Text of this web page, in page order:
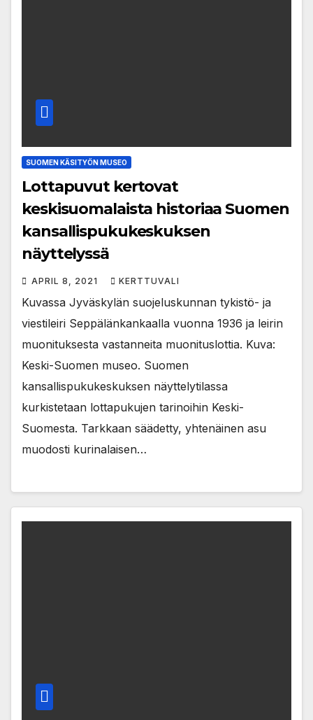
SUOMEN KÄSITYÖN MUSEO
Lottapuvut kertovat
keskisuomalaista historiaa Suomen
kansallispukukeskuksen
näyttelyssä
APRIL 8, 2021 KERTTUVALI
Kuvassa Jyväskylän suojeluskunnan tykistö- ja
viestileiri Seppälänkankaalla vuonna 1936 ja leirin
muonituksesta vastanneita muonituslottia. Kuva:
Keski-Suomen museo. Suomen
kansallispukukeskuksen näyttelytilassa
kurkistetaan lottapukujen tarinoihin Keski-
Suomesta. Tarkkaan säädetty, yhtenäinen asu
muodosti kurinalaisen…